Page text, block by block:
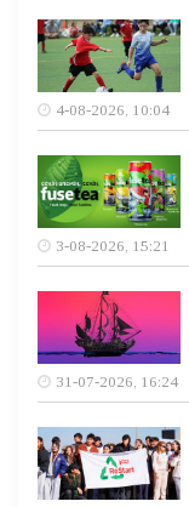
4-08-2026, 10:04
3-08-2026, 15:21
31-07-2026, 16:24